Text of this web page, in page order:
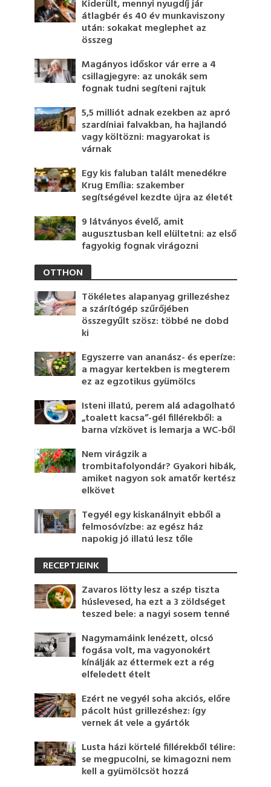
Kiderült, mennyi nyugdíj jár
átlagbér és 40 év munkaviszony
után: sokakat meglephet az
összeg
Magányos időskor vár erre a 4
csillagjegyre: az unokák sem
fognak tudni segíteni rajtuk
5,5 milliót adnak ezekben az apró
szardíniai falvakban, ha hajlandó
vagy költözni: magyarokat is
várnak
Egy kis faluban talált menedékre
Krug Emília: szakember
segítségével kezdte újra az életét
9 látványos évelő, amit
augusztusban kell elültetni: az első
fagyokig fognak virágozni
OTTHON
Tökéletes alapanyag grillezéshez
a szárítógép szűrőjében
összegyűlt szösz: többé ne dobd
ki
Egyszerre van ananász- és eperíze:
a magyar kertekben is megterem
ez az egzotikus gyümölcs
Isteni illatú, perem alá adagolható
„toalett kacsa”-gél fillérekből: a
barna vízkövet is lemarja a WC-ből
Nem virágzik a
trombitafolyondár? Gyakori hibák,
amiket nagyon sok amatőr kertész
elkövet
Tegyél egy kiskanálnyit ebből a
felmosóvízbe: az egész ház
napokig jó illatú lesz tőle
RECEPTJEINK
Zavaros lötty lesz a szép tiszta
húslevesed, ha ezt a 3 zöldséget
teszed bele: a nagyi sosem tenné
Nagymamáink lenézett, olcsó
fogása volt, ma vagyonokért
kínálják az éttermek ezt a rég
elfeledett ételt
Ezért ne vegyél soha akciós, előre
pácolt húst grillezéshez: így
vernek át vele a gyártók
Lusta házi körtelé fillérekből télire:
se megpucolni, se kimagozni nem
kell a gyümölcsöt hozzá